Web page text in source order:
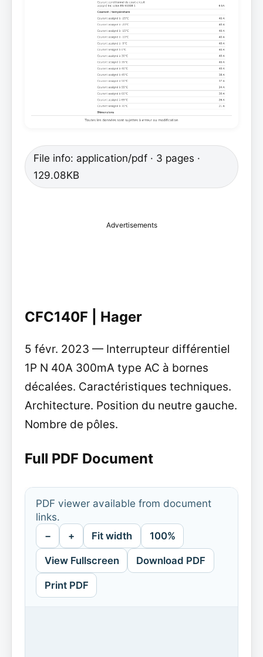
File info: application/pdf · 3 pages ·
129.08KB
Advertisements
CFC140F | Hager
5 févr. 2023 — Interrupteur différentiel
1P N 40A 300mA type AC à bornes
décalées. Caractéristiques techniques.
Architecture. Position du neutre gauche.
Nombre de pôles.
Full PDF Document
PDF viewer available from document
links.
− + Fit width 100%
View Fullscreen Download PDF
Print PDF